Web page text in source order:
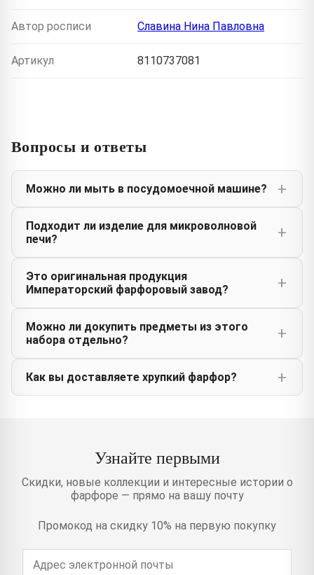
Автор росписи Славина Нина Павловна
Артикул 8110737081
Вопросы и ответы
Можно ли мыть в посудомоечной машине?
Подходит ли изделие для микроволновой
печи?
Это оригинальная продукция
Императорский фарфоровый завод?
Можно ли докупить предметы из этого
набора отдельно?
Как вы доставляете хрупкий фарфор?
Узнайте первыми
Скидки, новые коллекции и интересные истории о
фарфоре — прямо на вашу почту
Промокод на скидку 10% на первую покупку